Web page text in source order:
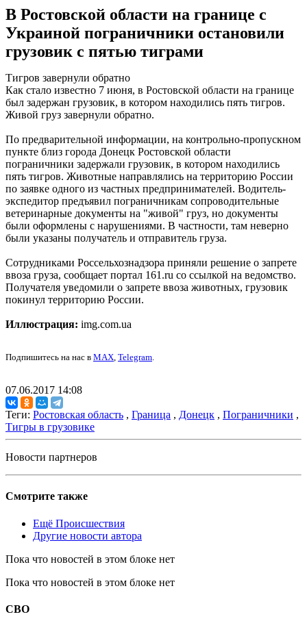
В Ростовской области на границе с
Украиной пограничники остановили
грузовик с пятью тиграми
Тигров завернули обратно
Как стало известно 7 июня, в Ростовской области на границе
был задержан грузовик, в котором находились пять тигров.
Живой груз завернули обратно.
По предварительной информации, на контрольно-пропускном
пункте близ города Донецк Ростовской области
пограничники задержали грузовик, в котором находились
пять тигров. Животные направлялись на территорию России
по заявке одного из частных предпринимателей. Водитель-
экспедитор предъявил пограничникам сопроводительные
ветеринарные документы на "живой" груз, но документы
были оформлены с нарушениями. В частности, там неверно
были указаны получатель и отправитель груза.
Сотрудниками Россельхознадзора приняли решение о запрете
ввоза груза, сообщает портал 161.ru со ссылкой на ведомство.
Получателя уведомили о запрете ввоза животных, грузовик
покинул территорию России.
Иллюстрация: img.com.ua
Подпишитесь на нас в MAX, Telegram.
07.06.2017 14:08
Теги: Ростовская область , Граница , Донецк , Пограничники ,
Тигры в грузовике
Новости партнеров
Смотрите также
Ещё Происшествия
Другие новости автора
Пока что новостей в этом блоке нет
Пока что новостей в этом блоке нет
СВО